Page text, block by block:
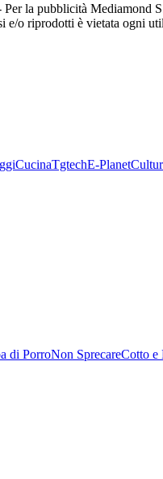
la pubblicità Mediamond
e/o riprodotti è vietata ogni
CucinaTgtechE-Planet
di PorroNon SprecareCotto e